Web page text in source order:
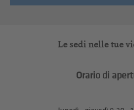
Le sedi nelle tue
Orario di